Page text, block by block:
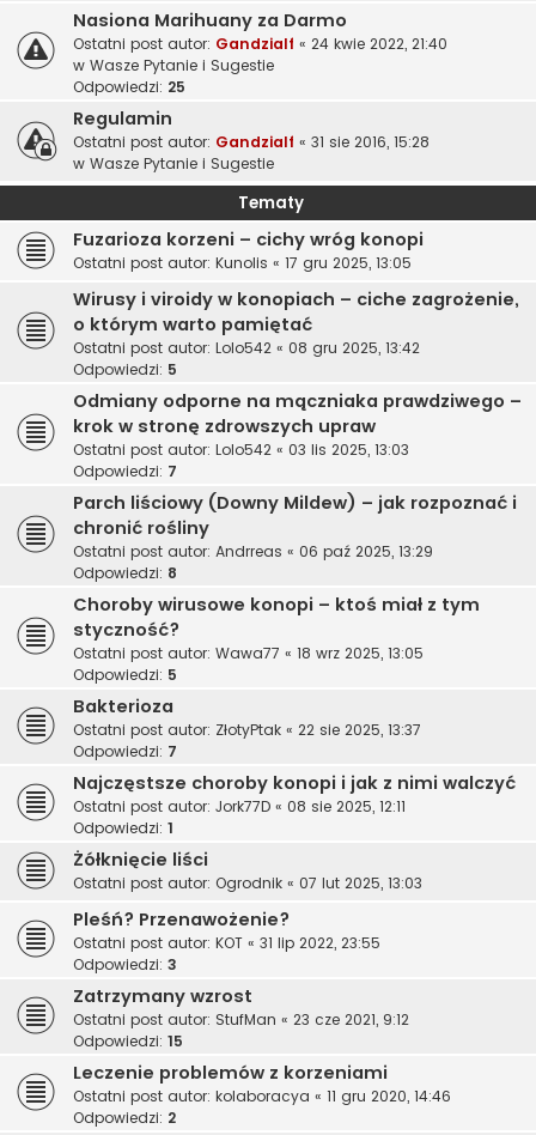
Nasiona Marihuany za Darmo
Ostatni post autor: Gandzialf « 24 kwie 2022, 21:40
w Wasze Pytanie i Sugestie
Odpowiedzi: 25
Regulamin
Ostatni post autor: Gandzialf « 31 sie 2016, 15:28
w Wasze Pytanie i Sugestie
Tematy
Fuzarioza korzeni – cichy wróg konopi
Ostatni post autor: Kunolis « 17 gru 2025, 13:05
Wirusy i viroidy w konopiach – ciche zagrożenie,
o którym warto pamiętać
Ostatni post autor: Lolo542 « 08 gru 2025, 13:42
Odpowiedzi: 5
Odmiany odporne na mączniaka prawdziwego –
krok w stronę zdrowszych upraw
Ostatni post autor: Lolo542 « 03 lis 2025, 13:03
Odpowiedzi: 7
Parch liściowy (Downy Mildew) – jak rozpoznać i
chronić rośliny
Ostatni post autor: Andrreas « 06 paź 2025, 13:29
Odpowiedzi: 8
Choroby wirusowe konopi – ktoś miał z tym
styczność?
Ostatni post autor: Wawa77 « 18 wrz 2025, 13:05
Odpowiedzi: 5
Bakterioza
Ostatni post autor: ZłotyPtak « 22 sie 2025, 13:37
Odpowiedzi: 7
Najczęstsze choroby konopi i jak z nimi walczyć
Ostatni post autor: Jork77D « 08 sie 2025, 12:11
Odpowiedzi: 1
Żółknięcie liści
Ostatni post autor: Ogrodnik « 07 lut 2025, 13:03
Pleśń? Przenawożenie?
Ostatni post autor: KOT « 31 lip 2022, 23:55
Odpowiedzi: 3
Zatrzymany wzrost
Ostatni post autor: StufMan « 23 cze 2021, 9:12
Odpowiedzi: 15
Leczenie problemów z korzeniami
Ostatni post autor: kolaboracya « 11 gru 2020, 14:46
Odpowiedzi: 2